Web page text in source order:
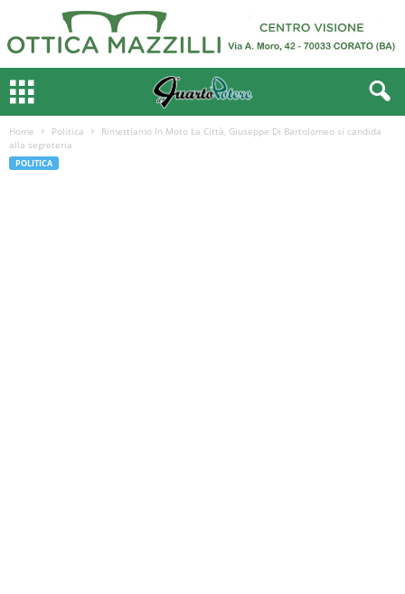
Home Politica
Rimettiamo In Moto La Città, Giuseppe Di Bartolomeo si candida
alla segreteria
POLITICA